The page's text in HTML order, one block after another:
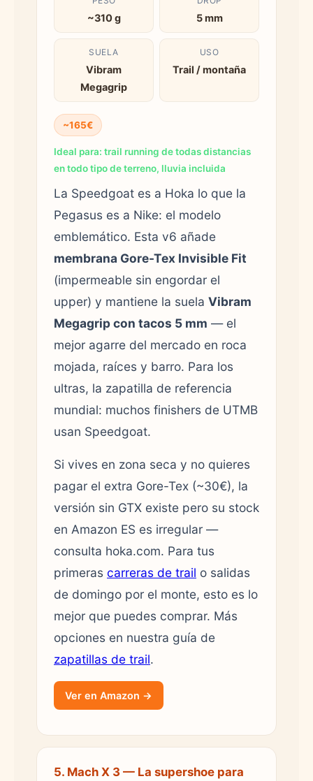
~310 g 5 mm
SUELA
Vibram
Megagrip
USO
Trail / montaña
~165€
Ideal para: trail running de todas distancias
en todo tipo de terreno, lluvia incluida
La Speedgoat es a Hoka lo que la
Pegasus es a Nike: el modelo
emblemático. Esta v6 añade
membrana Gore-Tex Invisible Fit
(impermeable sin engordar el
upper) y mantiene la suela Vibram
Megagrip con tacos 5 mm — el
mejor agarre del mercado en roca
mojada, raíces y barro. Para los
ultras, la zapatilla de referencia
mundial: muchos finishers de UTMB
usan Speedgoat.
Si vives en zona seca y no quieres
pagar el extra Gore-Tex (~30€), la
versión sin GTX existe pero su stock
en Amazon ES es irregular —
consulta hoka.com. Para tus
primeras carreras de trail o salidas
de domingo por el monte, esto es lo
mejor que puedes comprar. Más
opciones en nuestra guía de
zapatillas de trail.
Ver en Amazon →
5. Mach X 3 — La supershoe para